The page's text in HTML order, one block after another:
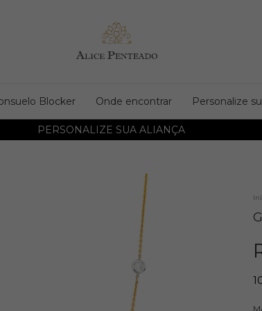
PERSONALIZE SUA ALIANÇA
Blocker Onde encontrar Personalize